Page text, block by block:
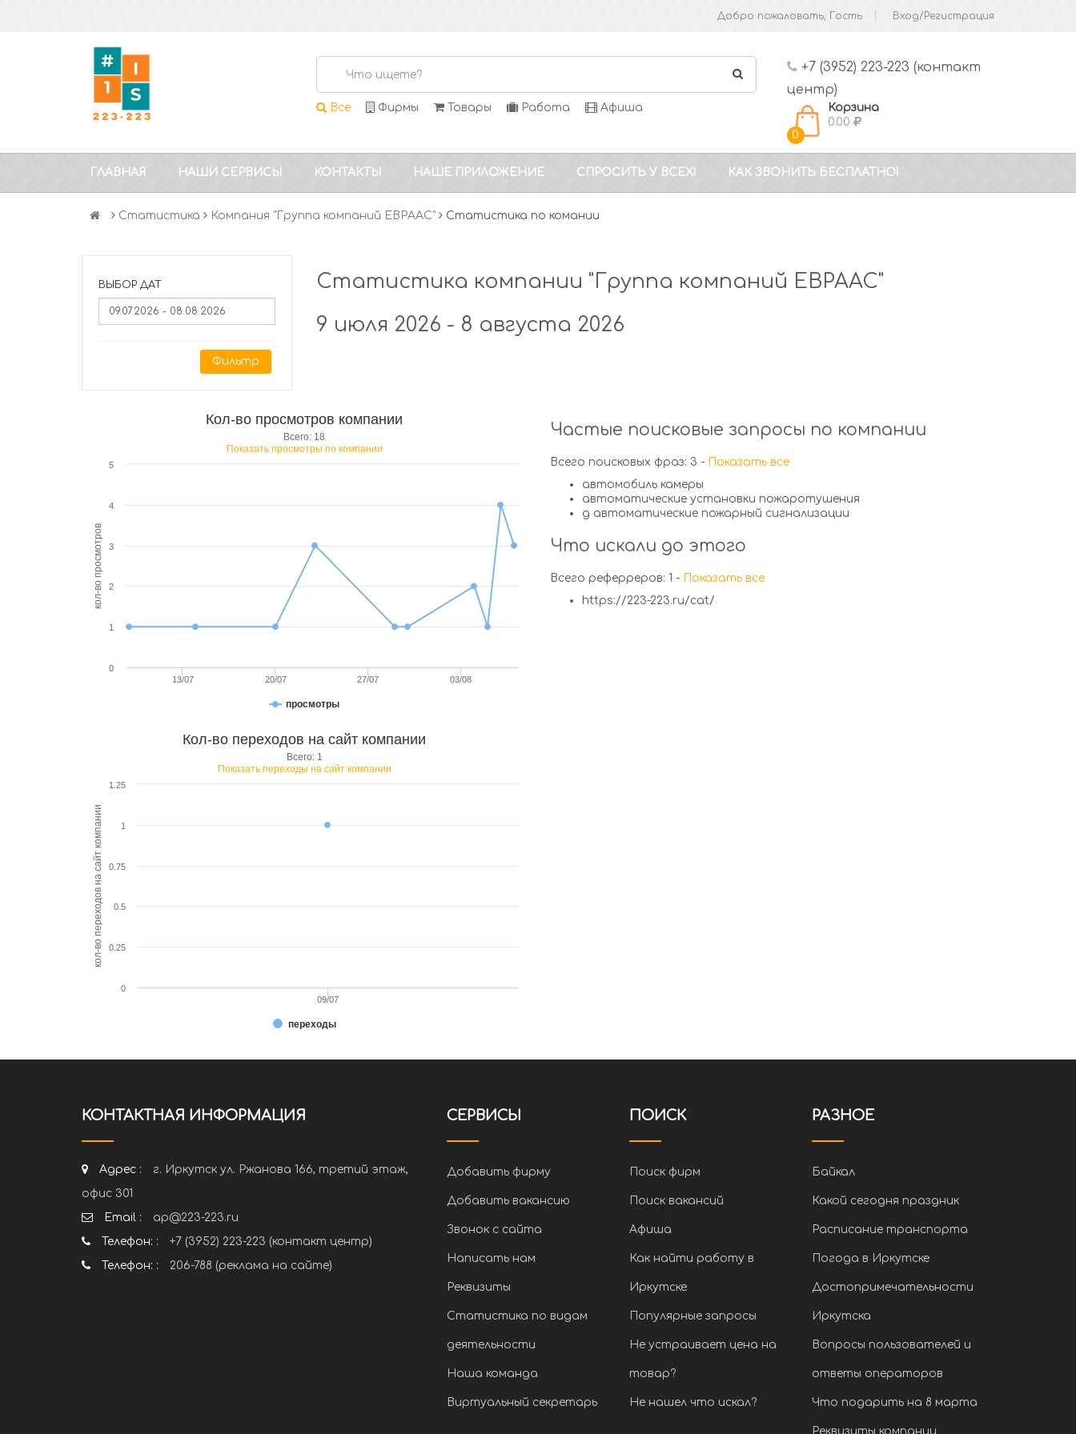
Добро пожаловать, Гость Вход/Регистрация
Все Фирмы Товары Работа Афиша
+7 (3952) 223-223 (контакт
центр)
0
Корзина
0.00
ГЛАВНАЯ НАШИ СЕРВИСЫ КОНТАКТЫ НАШЕ ПРИЛОЖЕНИЕ СПРОСИТЬ У ВСЕХ! КАК ЗВОНИТЬ БЕСПЛАТНО!
Статистика Компания "Группа компаний ЕВРААС" Статистика по комании
ВЫБОР ДАТ
Фильтр
Статистика компании "Группа компаний ЕВРААС"
9 июля 2026 - 8 августа 2026
кол-во просмотров
Кол-во просмотров компании
Всего: 18
Показать просмотры по компании
просмотры
13/07 20/07 27/07 03/08
0
1
2
3
4
5
Частые поисковые запросы по компании
Всего поисковых фраз: 3 - Показать все
автомобиль камеры
автоматические установки пожаротушения
д автоматические пожарный сигнализации
Что искали до этого
Всего реферреров: 1 - Показать все
https://223-223.ru/cat/
кол-во переходов на сайт компании
Кол-во переходов на сайт компании
Всего: 1
Показать переходы на сайт компании
переходы
09/07
0
0.25
0.5
0.75
1
1.25
КОНТАКТНАЯ ИНФОРМАЦИЯ
Адрес :
г. Иркутск ул. Ржанова 166, третий этаж,
офис 301
Email :
ap@223-223.ru
Телефон: :
+7 (3952) 223-223 (контакт центр)
Телефон: :
206-788 (реклама на сайте)
СЕРВИСЫ
Добавить фирму
Добавить вакансию
Звонок с сайта
Написать нам
Реквизиты
Статистика по видам
деятельности
Наша команда
Виртуальный секретарь
ПОИСК
Поиск фирм
Поиск вакансий
Афиша
Как найти работу в
Иркутске
Популярные запросы
Не устраивает цена на
товар?
Не нашел что искал?
РАЗНОЕ
Байкал
Какой сегодня праздник
Расписание транспорта
Погода в Иркутске
Достопримечательности
Иркутска
Вопросы пользователей и
ответы операторов
Что подарить на 8 марта
Реквизиты компании